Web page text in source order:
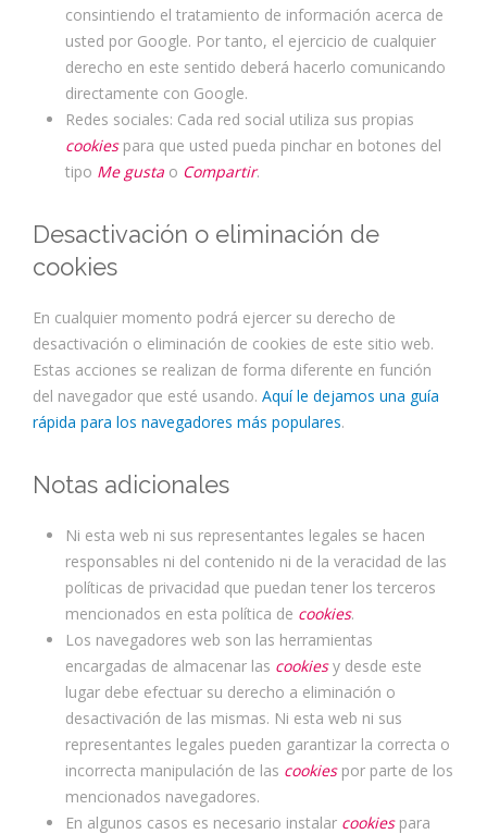
consintiendo el tratamiento de información acerca de
usted por Google. Por tanto, el ejercicio de cualquier
derecho en este sentido deberá hacerlo comunicando
directamente con Google.
Redes sociales: Cada red social utiliza sus propias
cookiespara que usted pueda pinchar en botones del
tipo Me gusta o Compartir.
Desactivación o eliminación de
cookies
En cualquier momento podrá ejercer su derecho de
desactivación o eliminación de cookies de este sitio web.
Estas acciones se realizan de forma diferente en función
del navegador que esté usando. Aquí le dejamos una guía
rápida para los navegadores más populares.
Notas adicionales
Ni esta web ni sus representantes legales se hacen
responsables ni del contenido ni de la veracidad de las
políticas de privacidad que puedan tener los terceros
mencionados en esta política de cookies.
Los navegadores web son las herramientas
encargadas de almacenar las cookiesy desde este
lugar debe efectuar su derecho a eliminación o
desactivación de las mismas. Ni esta web ni sus
representantes legales pueden garantizar la correcta o
incorrecta manipulación de las cookiespor parte de los
mencionados navegadores.
En algunos casos es necesario instalar cookiespara